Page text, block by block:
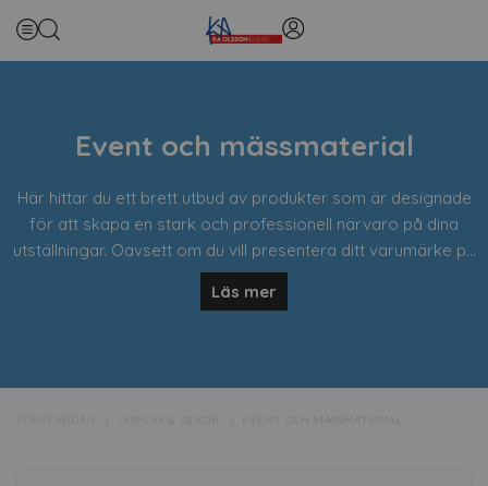
Event och mässmaterial
Här hittar du ett brett utbud av produkter som är designade
för att skapa en stark och professionell närvaro på dina
utställningar. Oavsett om du vill presentera ditt varumärke på
en mässa, konferens eller ett utomhusevent, erbjuder vi
flexibla lösningar som hjälper dig att sticka ut.
Våra produkter är anpassningsbara och kan enkelt
på ett effektivt och visuellt tilltalande sätt.
Läs mer
FÖRSTASIDAN DISPLAY & DEKOR EVENT OCH MÄSSMATERIAL